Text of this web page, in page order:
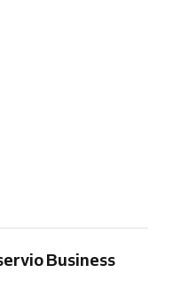
Business